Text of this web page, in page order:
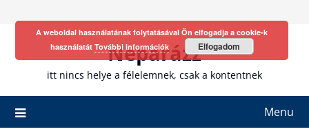
Neparázz
itt nincs helye a félelemnek, csak a kontentnek
Menu
A weboldal használatának folytatásával Ön elfogadja a cookie-k
használatát További információk Elfogadom